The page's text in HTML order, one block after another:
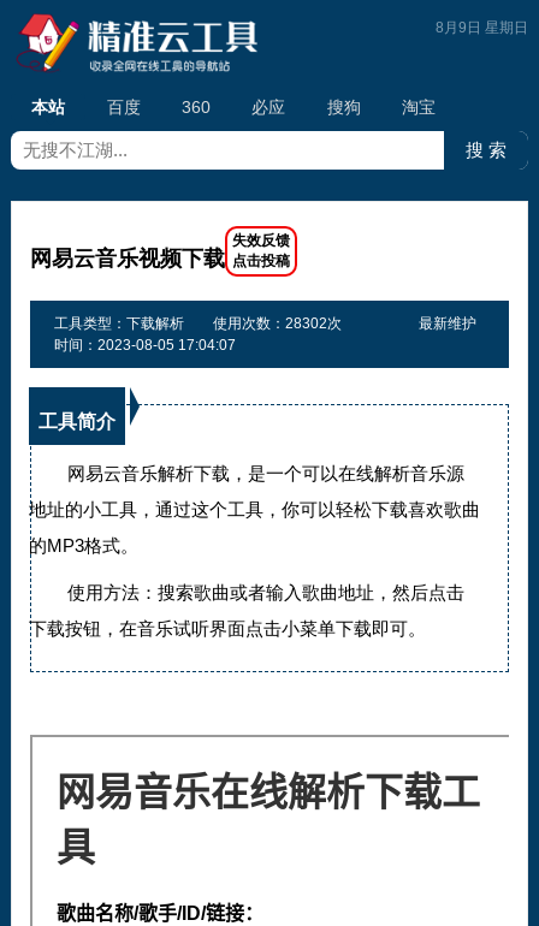
本站 百度 360 必应 搜狗 淘宝
8月9日 星期日
网易云音乐视频下载
工具类型：下载解析 使用次数：28302次
最新维护
时间：2023-08-05 17:04:07
工具简介
网易云音乐解析下载，是一个可以在线解析音乐源
地址的小工具，通过这个工具，你可以轻松下载喜欢歌曲
的MP3格式。
使用方法：搜索歌曲或者输入歌曲地址，然后点击
下载按钮，在音乐试听界面点击小菜单下载即可。